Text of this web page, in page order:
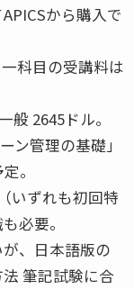
から購入で
科目の受講料は
2645ドル。
ン管理の基礎」
。
いずれも初回特
必要。
、日本語版の
筆記試験に合